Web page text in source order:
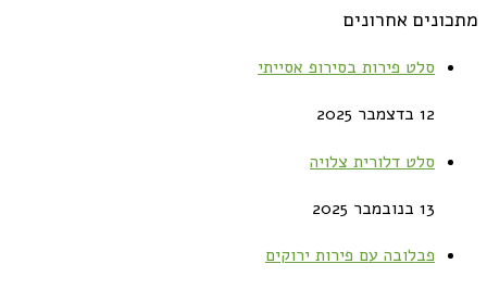
מתכונים אחרונים
סלט פירות בסירופ אסייתי
12 בדצמבר 2025
סלט דלורית צלויה
13 בנובמבר 2025
פבלובה עם פירות ירוקים